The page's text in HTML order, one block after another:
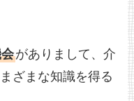
がありまして、介
ざまな知識を得る